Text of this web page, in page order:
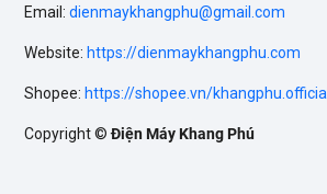
Email: dienmaykhangphu@gmail.com
Website: https://dienmaykhangphu.com
Shopee: https://shopee.vn/khangphu.official
Copyright ©Điện Máy Khang Phú